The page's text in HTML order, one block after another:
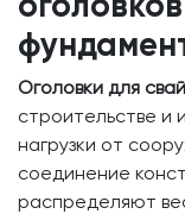
Оголовки для свай
строительстве и
нагрузки от
соединение
распределяют